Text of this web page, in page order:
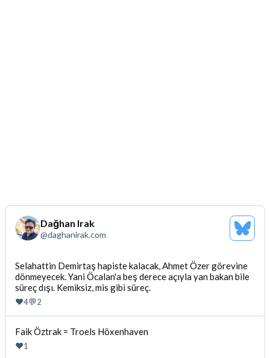
Dağhan Irak
@daghanirak.com
Bluesky'da
Dağhan
Irak
tarafindan
yazilan
gonderiyi
goruntule
Selahattin Demirtaş hapiste kalacak, Ahmet Özer görevine
dönmeyecek. Yani Öcalan'a beş derece açıyla yan bakan bile
süreç dışı. Kemiksiz, mis gibi süreç.
❤️4💬2
Bluesky'da
Dağhan
Faik Öztrak = Troels Höxenhaven
❤️1